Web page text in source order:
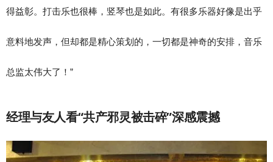
得益彰。打击乐也很棒，竖琴也是如此。有很多乐器好像是出乎
意料地发声，但却都是精心策划的，一切都是神奇的安排，音乐
总监太伟大了！”
经理与友人看“共产邪灵被击碎”深感震撼